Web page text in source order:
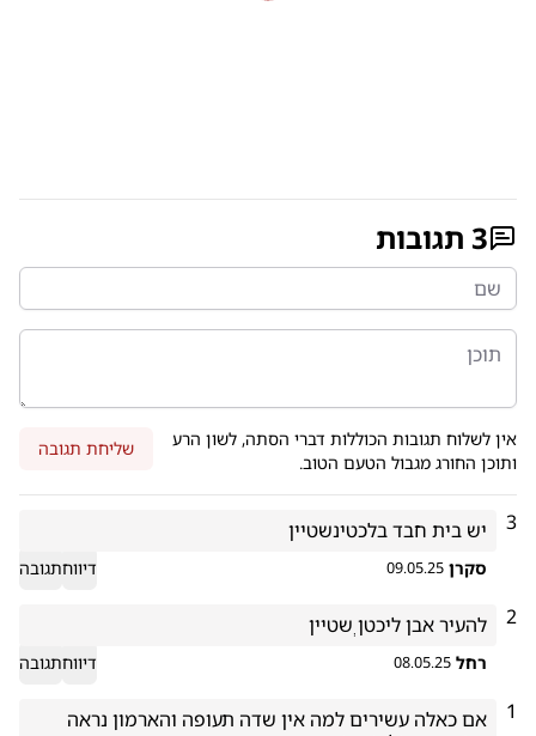
3 תגובות
אין לשלוח תגובות הכוללות דברי הסתה, לשון הרע
ותוכן החורג מגבול הטעם הטוב.
שליחת תגובה
3 יש בית חבד בלכטינשטיין
סקרן 09.05.25 דיווחתגובה
2 להעיר אבן ליכטן ְְשטיין
רחל 08.05.25 דיווחתגובה
1